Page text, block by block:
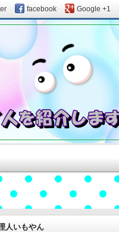
人いもやん
facebook Google +1